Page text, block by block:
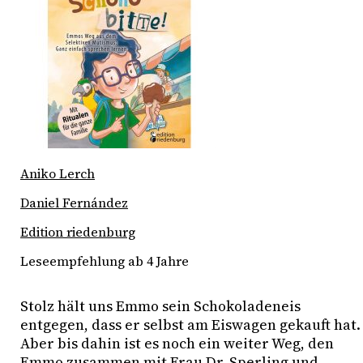
Aniko Lerch
Daniel Fernández
Edition riedenburg
Leseempfehlung ab 4 Jahre
Stolz hält uns Emmo sein Schokoladeneis
entgegen, dass er selbst am Eiswagen gekauft hat.
Aber bis dahin ist es noch ein weiter Weg, den